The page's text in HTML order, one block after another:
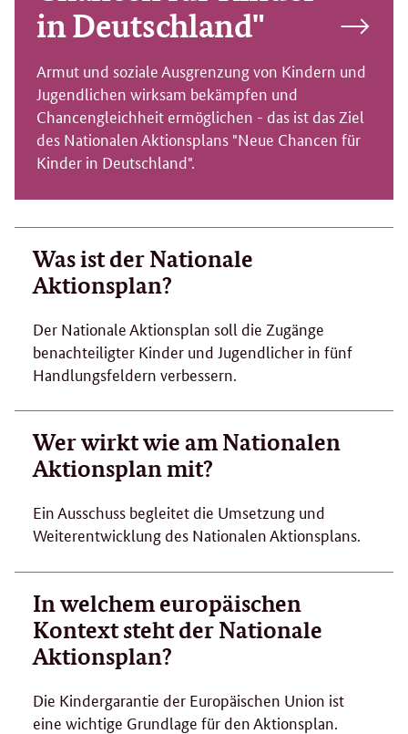
in Deutschland"
Armut und soziale Ausgrenzung von Kindern und
Jugendlichen wirksam bekämpfen und
Chancengleichheit ermöglichen - das ist das Ziel
des Nationalen Aktionsplans "Neue Chancen für
Kinder in Deutschland".
Was ist der Nationale
Aktionsplan?
Der Nationale Aktionsplan soll die Zugänge
benachteiligter Kinder und Jugendlicher in fünf
Handlungsfeldern verbessern.
Wer wirkt wie am Nationalen
Aktionsplan mit?
Ein Ausschuss begleitet die Umsetzung und
Weiterentwicklung des Nationalen Aktionsplans.
In welchem europäischen
Kontext steht der Nationale
Aktionsplan?
Die Kindergarantie der Europäischen Union ist
eine wichtige Grundlage für den Aktionsplan.